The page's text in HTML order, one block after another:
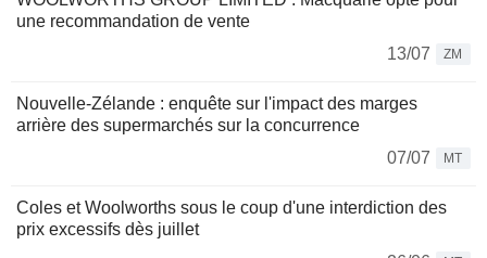
une recommandation de vente
13/07
ZM
Nouvelle-Zélande : enquête sur l'impact des marges
arrière des supermarchés sur la concurrence
07/07
MT
Coles et Woolworths sous le coup d'une interdiction des
prix excessifs dès juillet